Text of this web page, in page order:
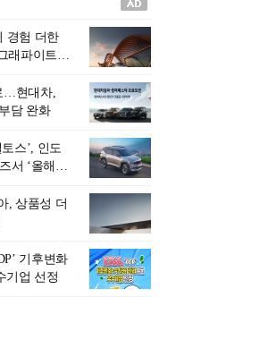
록 고문은 새로운 시각을 제시
년의 과도기는 지옥이 아니라
화와 성장의 공간인 ‘은퇴연
옥(Purgatory)’이라는 것이다.
옥은 고통스럽지만 끝이 있
으며, 준비를 통해 천국으로 나
아갈 수 있는 희망의 장소라고
한
을 하고 금융 경영인으로서 큰
족적을 남긴 김 전 회장이 후배
세대에게 전하는 삶의 조언을
은 인생 노트다.『물처럼 흐
르고 원칙으로 서다』는 단순
자서전을 넘어, 실패를 두려
워하지 않는 용기와 자신에 대
믿음이 어떻게 삶을 풍요롭
만드는지를 보여주는 지혜
의 보고로 평가된다.김용환 전
회장은 “인생의 목표가 크더라
도 조급해하지 말고 작은 것부
터 하나 하나 성취해 나가
”고 조언한다. 뼈아픈 실패
차 성공의 뼈대가 된다는 긍
경험 더한
래파이트’
…현대차,
담 완화
스’, 인도
서 ‘올해의
, 상품성 더
기후변화
기업 선정